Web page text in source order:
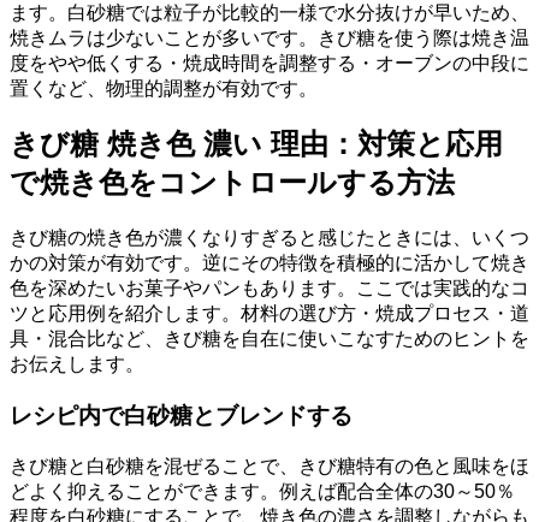
ます。白砂糖では粒子が比較的一様で水分抜けが早いため、
焼きムラは少ないことが多いです。きび糖を使う際は焼き温
度をやや低くする・焼成時間を調整する・オーブンの中段に
置くなど、物理的調整が有効です。
きび糖 焼き色 濃い 理由：対策と応用
で焼き色をコントロールする方法
きび糖の焼き色が濃くなりすぎると感じたときには、いくつ
かの対策が有効です。逆にその特徴を積極的に活かして焼き
色を深めたいお菓子やパンもあります。ここでは実践的なコ
ツと応用例を紹介します。材料の選び方・焼成プロセス・道
具・混合比など、きび糖を自在に使いこなすためのヒントを
お伝えします。
レシピ内で白砂糖とブレンドする
きび糖と白砂糖を混ぜることで、きび糖特有の色と風味をほ
どよく抑えることができます。例えば配合全体の30～50％
程度を白砂糖にすることで、焼き色の濃さを調整しながらも